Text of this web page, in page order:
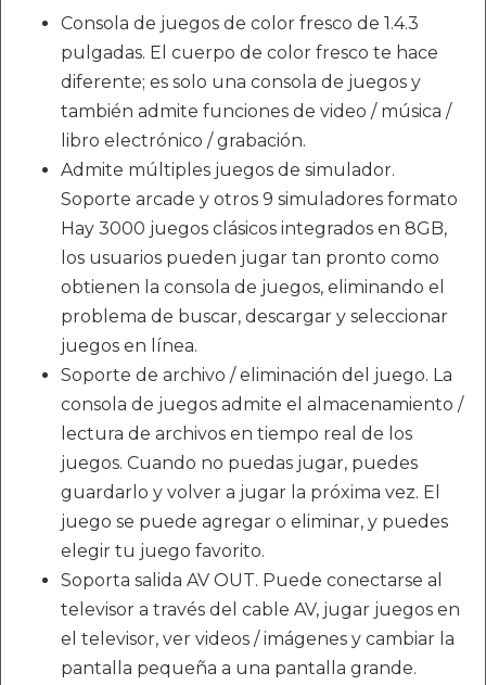
Consola de juegos de color fresco de 1.4.3
pulgadas. El cuerpo de color fresco te hace
diferente; es solo una consola de juegos y
también admite funciones de video / música /
libro electrónico / grabación.
Admite múltiples juegos de simulador.
Soporte arcade y otros 9 simuladores formato
Hay 3000 juegos clásicos integrados en 8GB,
los usuarios pueden jugar tan pronto como
obtienen la consola de juegos, eliminando el
problema de buscar, descargar y seleccionar
juegos en línea.
Soporte de archivo / eliminación del juego. La
consola de juegos admite el almacenamiento /
lectura de archivos en tiempo real de los
juegos. Cuando no puedas jugar, puedes
guardarlo y volver a jugar la próxima vez. El
juego se puede agregar o eliminar, y puedes
elegir tu juego favorito.
Soporta salida AV OUT. Puede conectarse al
televisor a través del cable AV, jugar juegos en
el televisor, ver videos / imágenes y cambiar la
pantalla pequeña a una pantalla grande.